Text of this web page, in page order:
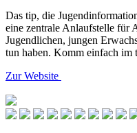
Das tip, die
eine zentrale Anlaufstelle für
Jugendlichen, jungen
tun haben. Komm einfach
Zur Website